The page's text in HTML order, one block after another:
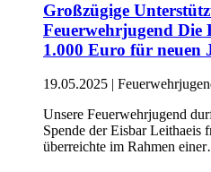
Großzügige
Feuerwehrjugend Die
1.000 Euro für neuen
19.05.2025 |
Unsere Feuerwehrjugend
Spende der Eisbar Leithaeis
überreichte im Rahmen